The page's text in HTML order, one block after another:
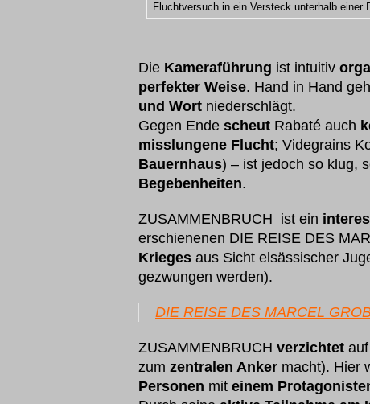
Fluchtversuch in ein Versteck unterhalb einer
Die Kameraführung ist intuitiv
perfekter Weise. Hand in Hand
und Wort niederschlägt.
Gegen Ende scheut Rabaté auch
misslungene Flucht; Videgrains
Bauernhaus) – ist jedoch so klug,
Begebenheiten.
ZUSAMMENBRUCH ist ein
erschienenen DIE REISE DES
Krieges aus Sicht elsässischer
gezwungen werden).
DIE REISE DES MARCEL
ZUSAMMENBRUCH verzichtet
zum zentralen Anker macht). Hier
Personen mit einem